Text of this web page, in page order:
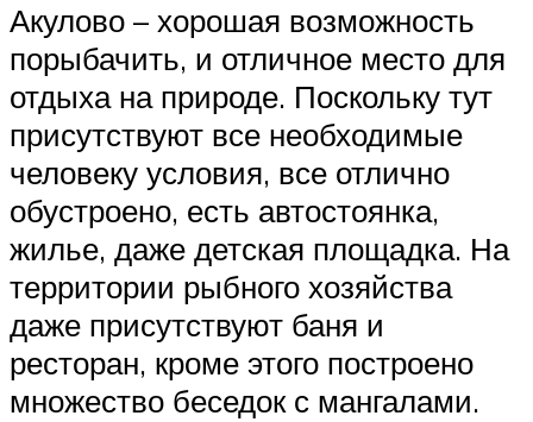
Акулово – хорошая возможность
порыбачить, и отличное место для
отдыха на природе. Поскольку тут
присутствуют все необходимые
человеку условия, все отлично
обустроено, есть автостоянка,
жилье, даже детская площадка. На
территории рыбного хозяйства
даже присутствуют баня и
ресторан, кроме этого построено
множество беседок с мангалами.